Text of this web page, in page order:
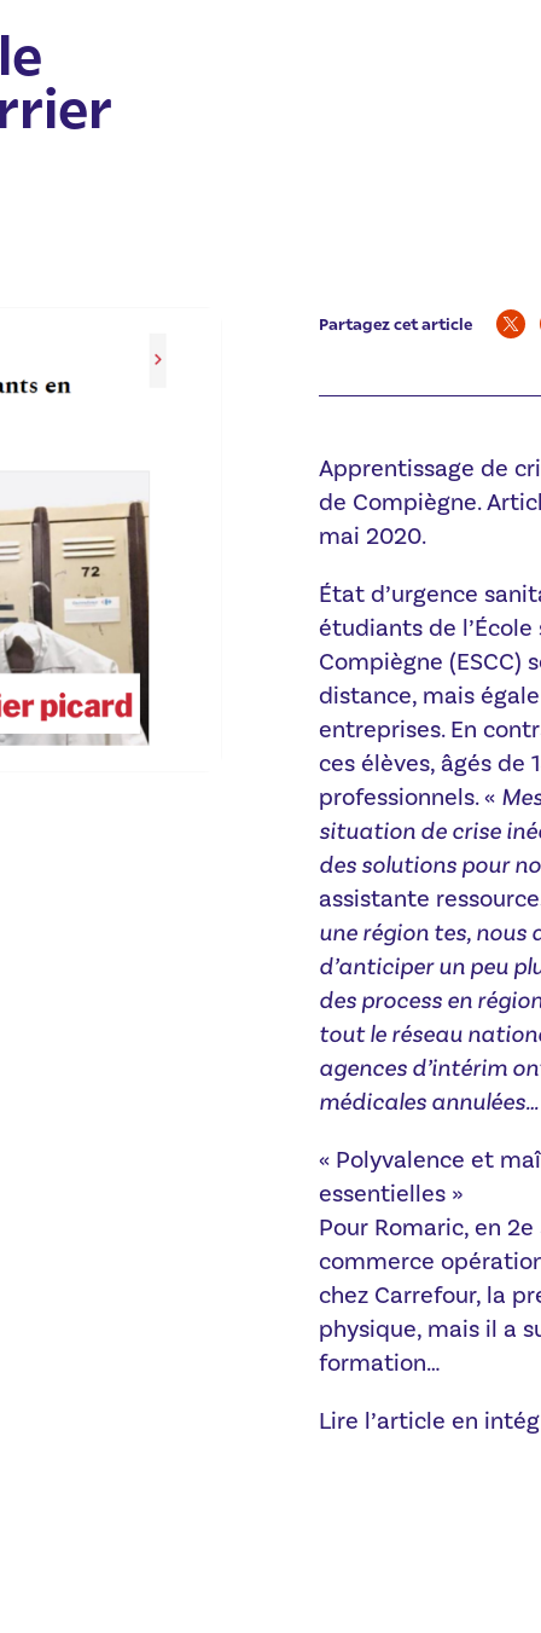
Partagez cet article
Apprentissage de
de Compiègne.
mai 2020.
État d’urgence
étudiants de
Compiègne (ESCC)
distance, mais
entreprises. En
ces élèves, âgés de
professionnels. «
situation de crise
des solutions pour
assistante
une région tes,
d’anticiper un peu
des process en
tout le réseau
agences d’intérim
médicales
« Polyvalence et
essentielles »
Pour Romaric, en
commerce
chez Carrefour, la
physique, mais il a
formation…
Lire l’article en